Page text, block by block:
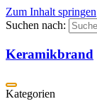
Zum Inhalt springen
Suchen nach:
Keramikbrand